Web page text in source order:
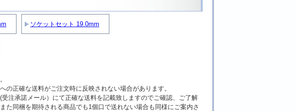
ソケットセット 19.0mm
正確な送料がご注文時に反映されない場合があります。
注承諾メール）にて正確な送料を記載致しますのでご確認、ご了解
た同梱を期待される商品でも1個口で送れない場合も同様にご案内さ